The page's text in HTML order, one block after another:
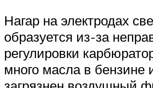
Нагар на электродах
образуется из-за
регулировки
много масла в бензине